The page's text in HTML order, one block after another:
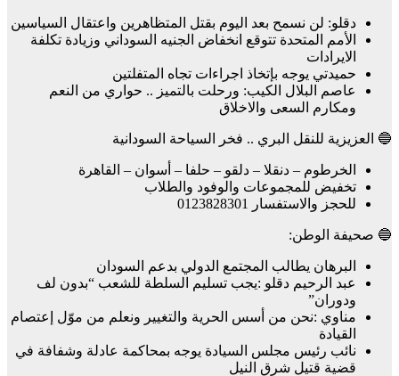
دقلو: لن نسمح بعد اليوم بقتل المتظاهرين واعتقال السياسين
الأمم المتحدة تتوقع انخفاض الجنيه السوداني وزيادة تكلفة
الايرادات
حميدتي يوجه بإتخاذ اجراءات تجاه المتفلتين
عاصم البلال الكيب: ورحلت بالتميز .. حواري من النعم
ومكارم السعى والاخلاق
🔵 العزيزية للنقل البري .. فخر السياحة السودانية
الخرطوم – دنقلا – دلقو – حلفا – أسوان – القاهرة
تخفيض للمجموعات والوفود والطلاب
للحجز والاستفسار 0123828301
🔵 صحيفة الوطن:
البرهان يطالب المجتمع الدولي بدعم السودان
عبد الرحيم دقلو :يجب تسليم السلطة للشعب “بدون لف
ودوران”
مناوي :نحن من أسس الحرية والتغيير ونعلم من موّل إعتصام
القيادة
نائب رئيس مجلس السيادة يوجه بمحاكمة عادلة وشفافة في
قضية قتيل شرق النيل